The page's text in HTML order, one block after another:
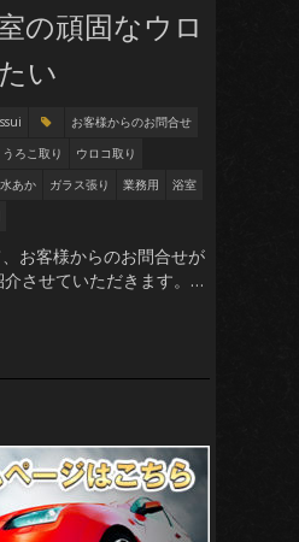
の頑固なウロ
い
お客様からのお問合せ
うろこ取り
ウロコ取り
あか ガラス張り 業務用
浴室
お客様からのお問合せが
させていただきます。…